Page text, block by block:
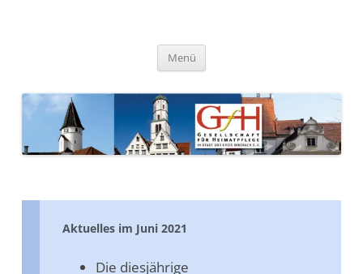
Gesellschaft für Heimatpflege
in Stadt und Kreis Biberach e.
V.
Menü
Aktuelles im Juni 2021
Die diesjährige